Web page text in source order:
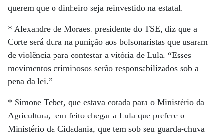
querem que o dinheiro seja reinvestido na estatal.
* Alexandre de Moraes, presidente do TSE, diz que a
Corte será dura na punição aos bolsonaristas que usaram
de violência para contestar a vitória de Lula. “Esses
movimentos criminosos serão responsabilizados sob a
pena da lei.”
* Simone Tebet, que estava cotada para o Ministério da
Agricultura, tem feito chegar a Lula que prefere o
Ministério da Cidadania, que tem sob seu guarda-chuva